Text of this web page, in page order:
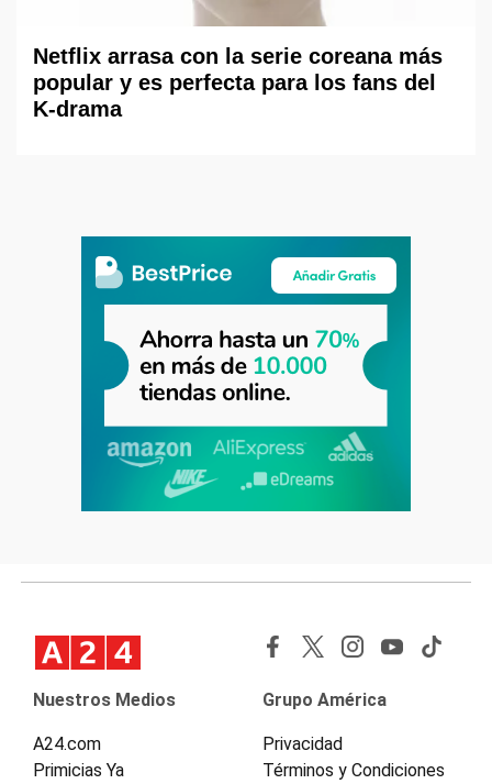
Netflix arrasa con la serie coreana más
popular y es perfecta para los fans del
K-drama
Nuestros Medios
A24.com
Primicias Ya
Grupo América
Privacidad
Términos y Condiciones